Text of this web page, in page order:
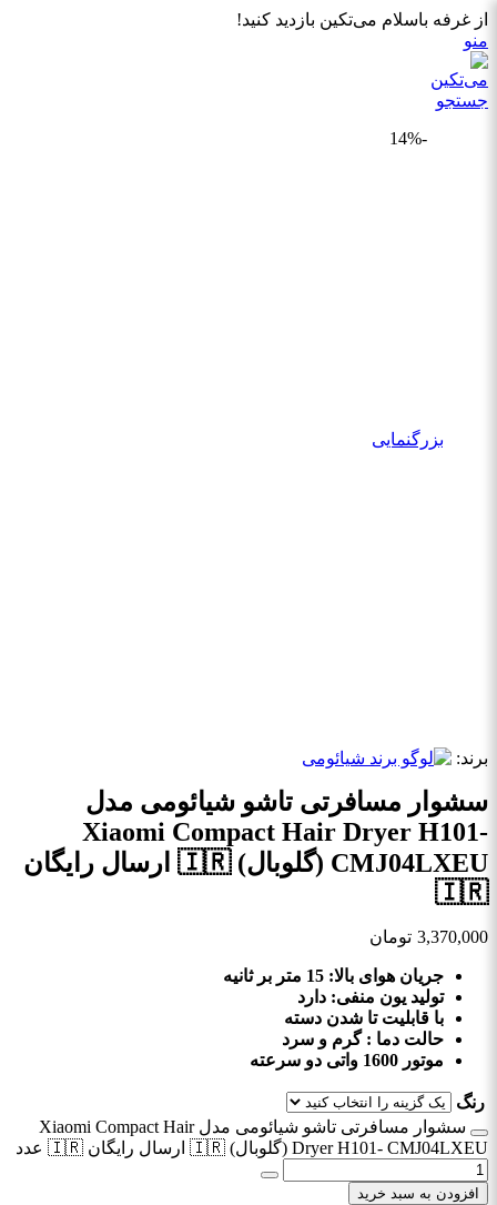
از غرفه باسلام می‌تکین بازدید کنید!
منو
جستجو
-14%
بزرگنمایی
برند:
سشوار مسافرتی تاشو شیائومی مدل
Xiaomi Compact Hair Dryer H101-
CMJ04LXEU (گلوبال) 🇮🇷 ارسال رایگان
🇮🇷
3,370,000 تومان
جریان هوای بالا: 15 متر بر ثانیه
تولید یون منفی: دارد
با قابلیت تا شدن دسته
حالت دما : گرم و سرد
موتور 1600 واتی دو سرعته
رنگ
سشوار مسافرتی تاشو شیائومی مدل Xiaomi Compact Hair
Dryer H101- CMJ04LXEU (گلوبال) 🇮🇷 ارسال رایگان 🇮🇷 عدد
افزودن به سبد خرید